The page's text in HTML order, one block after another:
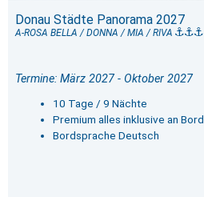
Donau Städte Panorama 2027
A-ROSA BELLA / DONNA / MIA / RIVA
Termine: März 2027 - Oktober 2027
10 Tage / 9 Nächte
Premium alles inklusive an Bord
Bordsprache Deutsch